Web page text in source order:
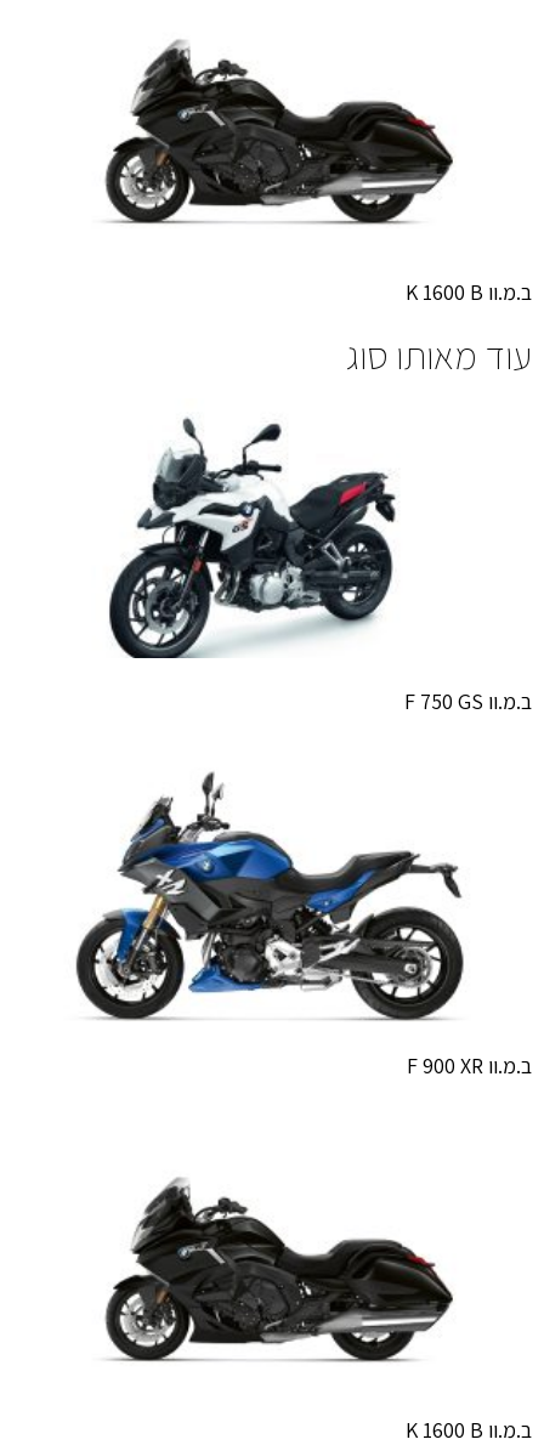
ב.מ.וו K 1600 B
עוד מאותו סוג
ב.מ.וו F 750 GS
ב.מ.וו F 900 XR
ב.מ.וו K 1600 B